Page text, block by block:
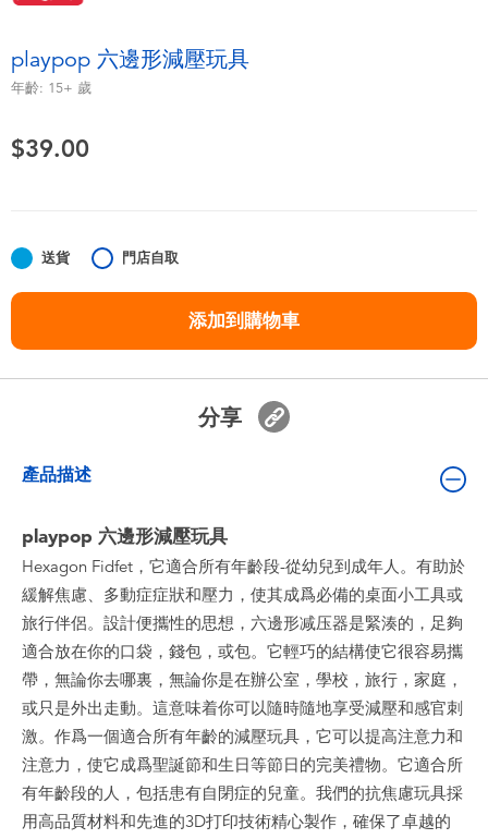
毛毛公仔玩具
夏日用品
任天堂 Switch
playpop 六邊形減壓玩具
年齡: 15+ 歲
$39.00
送貨 門店自取
添加到購物車
分享
產品描述
playpop 六邊形減壓玩具
Hexagon Fidfet，它適合所有年齡段-從幼兒到成年人。有助於
緩解焦慮、多動症症狀和壓力，使其成爲必備的桌面小工具或
旅行伴侶。設計便攜性的思想，六邊形减压器是緊湊的，足夠
適合放在你的口袋，錢包，或包。它輕巧的結構使它很容易攜
帶，無論你去哪裏，無論你是在辦公室，學校，旅行，家庭，
或只是外出走動。這意味着你可以隨時隨地享受減壓和感官刺
激。作爲一個適合所有年齡的減壓玩具，它可以提高注意力和
注意力，使它成爲聖誕節和生日等節日的完美禮物。它適合所
有年齡段的人，包括患有自閉症的兒童。我們的抗焦慮玩具採
用高品質材料和先進的3D打印技術精心製作，確保了卓越的